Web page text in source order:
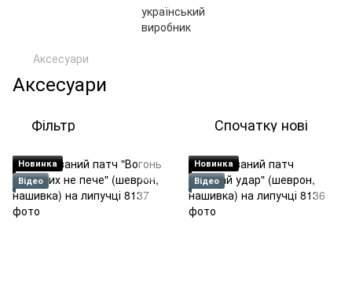
Аксесуари
Аксесуари
Фільтр Спочатку нові
Новинка
Відео
Новинка
Відео